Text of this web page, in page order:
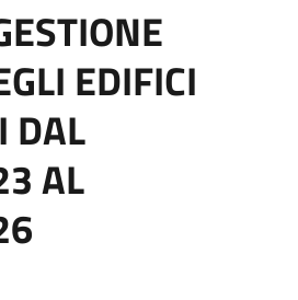
EDIFICI
DAL
AL